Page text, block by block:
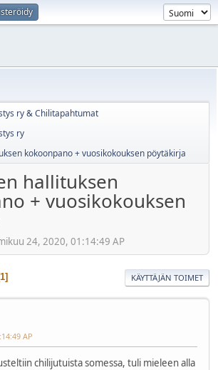
ry & Chilitapahtumat
ry
kokoonpano + vuosikokouksen pöytäkirja
hallituksen
+ vuosikokouksen
24, 2020, 01:14:49 AP
1 KÄYTTÄJÄN TOIMET
AP
chilijutuista somessa, tuli mieleen alla